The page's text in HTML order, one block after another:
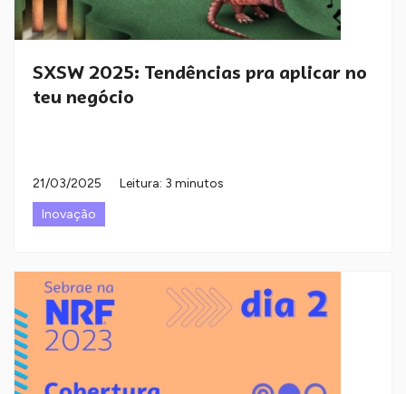
SXSW 2025: Tendências pra aplicar no
teu negócio
21/03/2025
Leitura: 3 minutos
Inovação